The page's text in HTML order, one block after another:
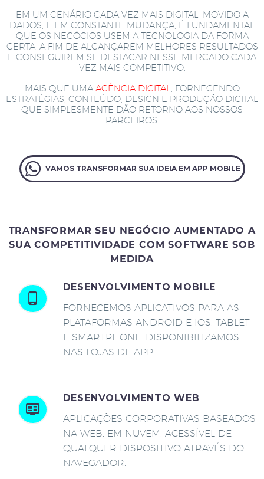
EM UM CENÁRIO CADA VEZ MAIS DIGITAL, MOVIDO A
DADOS, E EM CONSTANTE MUDANÇA, É FUNDAMENTAL
QUE OS NEGÓCIOS USEM A TECNOLOGIA DA FORMA
CERTA, A FIM DE ALCANÇAREM MELHORES RESULTADOS
E CONSEGUIREM SE DESTACAR NESSE MERCADO CADA
VEZ MAIS COMPETITIVO.
MAIS QUE UMA AGÊNCIA DIGITAL
, FORNECENDO
ESTRATÉGIAS, CONTEÚDO, DESIGN E PRODUÇÃO DIGITAL
QUE SIMPLESMENTE DÃO RETORNO AOS NOSSOS
PARCEIROS.
VAMOS TRANSFORMAR SUA IDEIA EM APP MOBILE
TRANSFORMAR SEU NEGÓCIO AUMENTADO A
SUA COMPETITIVIDADE COM SOFTWARE SOB
MEDIDA
DESENVOLVIMENTO MOBILE
FORNECEMOS APLICATIVOS PARA AS
PLATAFORMAS ANDROID E IOS, TABLET
E SMARTPHONE. DISPONIBILIZAMOS
NAS LOJAS DE APP.
DESENVOLVIMENTO WEB
APLICAÇÕES CORPORATIVAS BASEADOS
NA WEB, EM NUVEM, ACESSÍVEL DE
QUALQUER DISPOSITIVO ATRAVÉS DO
NAVEGADOR.